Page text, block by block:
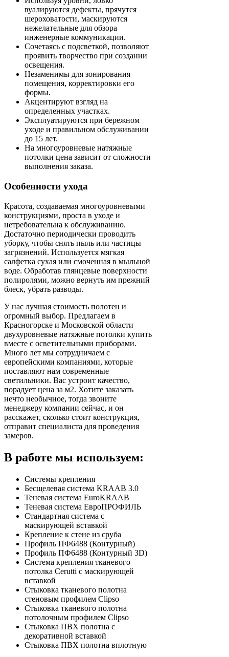
вуалируются дефекты, прячутся
шероховатости, маскируются
нежелательные для обзора
инженерные коммуникации.
Сочетаясь с подсветкой, позволяют
проявить творчество при создании
освещения.
Незаменимы для зонирования
помещения, корректировки его
формы.
Акцентируют взгляд на
определенных участках.
Эксплуатируются при бережном
уходе и правильном обслуживании
до 15 лет.
На многоуровневые натяжные
потолки цена зависит от сложности
выполнения заказа.
Особенности ухода
Красота, создаваемая многоуровневыми
конструкциями, проста в уходе и
нетребовательна к обслуживанию.
Достаточно периодически проводить
уборку, чтобы снять пыль или частицы
загрязнений. Используется мягкая
салфетка сухая или смоченная в мыльной
воде. Обработав глянцевые поверхности
полиролями, можно вернуть им прежний
блеск, убрать разводы.
У нас лучшая стоимость полотен и
огромный выбор. Предлагаем в
Красногорске и Московской области
двухуровневые натяжные потолки купить
вместе с осветительными приборами.
Много лет мы сотрудничаем с
европейскими компаниями, которые
поставляют нам современные
светильники. Вас устроит качество,
порадует цена за м2. Хотите заказать
нечто необычное, тогда звоните
менеджеру компании сейчас, и он
расскажет, сколько стоит конструкция,
отправит специалиста для проведения
замеров.
В работе мы используем:
Системы крепления
Бесщелевая система KRAAB 3.0
Теневая система EuroKRAAB
Теневая система ЕвроПРОФИЛЬ
Стандартная система с
маскирующей вставкой
Крепление к стене из сруба
Профиль ПФ6488 (Контурный)
Профиль ПФ6488 (Контурный 3D)
Система крепления тканевого
потолка Cerutti с маскирующей
вставкой
Стыковка тканевого полотна
стеновым профилем Clipso
Стыковка тканевого полотна
потолочным профилем Clipso
Стыковка ПВХ полотна с
декоративной вставкой
Стыковка ПВХ полотна вплотную